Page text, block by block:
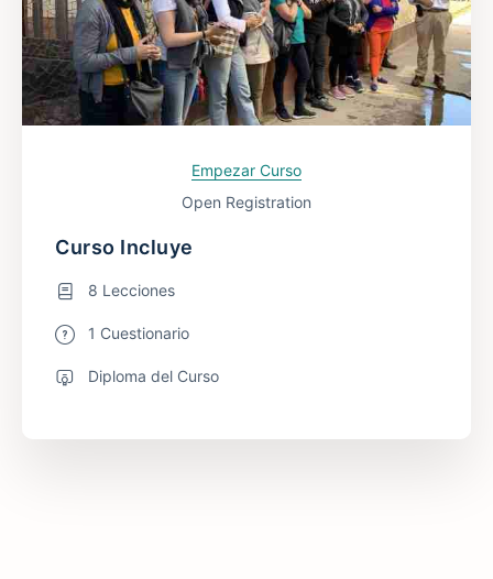
Empezar Curso
Open Registration
Curso Incluye
8 Lecciones
1 Cuestionario
Diploma del Curso